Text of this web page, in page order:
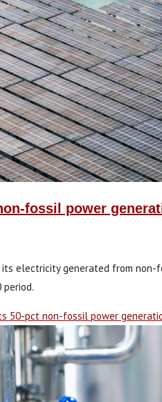
fossil power
electricity generated from
50-pct non-fossil power